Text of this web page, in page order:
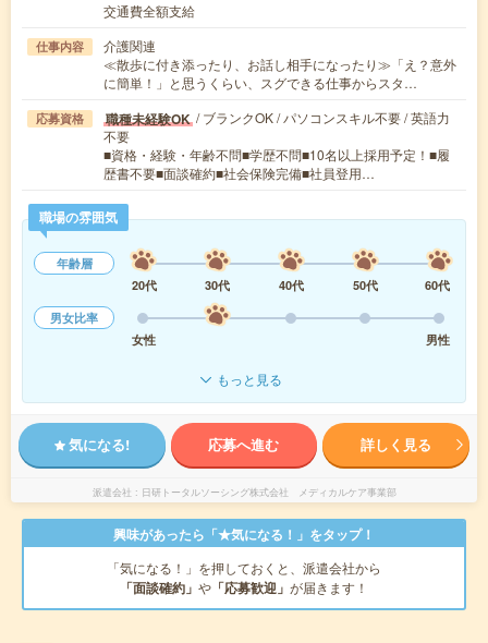
交通費全額支給
仕事内容
介護関連
≪散歩に付き添ったり、お話し相手になったり≫「え？意外
に簡単！」と思うくらい、スグできる仕事からスタ…
応募資格 職種未経験OK / ブランクOK / パソコンスキル不要 / 英語力
不要
■資格・経験・年齢不問■学歴不問■10名以上採用予定！■履
歴書不要■面談確約■社会保険完備■社員登用…
職場の雰囲気
年齢層
20代
30代 40代 50代
60代
男女比率
女性
男性
もっと見る
気になる! 応募へ進む 詳しく見る
派遣会社 日研トータルソーシング株式会社 メディカルケア事業部
興味があったら「★気になる！」をタップ！
「気になる！」を押しておくと、派遣会社から
「面談確約」 や 「応募歓迎」 が届きます！